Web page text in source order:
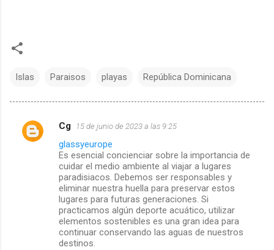
Islas Paraisos playas República Dominicana
C
Cg 15 de junio de 2023 a las 9:25
glassyeurope
Es esencial concienciar sobre la importancia de
cuidar el medio ambiente al viajar a lugares
paradisiacos. Debemos ser responsables y
eliminar nuestra huella para preservar estos
lugares para futuras generaciones. Si
practicamos algún deporte acuático, utilizar
elementos sostenibles es una gran idea para
continuar conservando las aguas de nuestros
destinos.